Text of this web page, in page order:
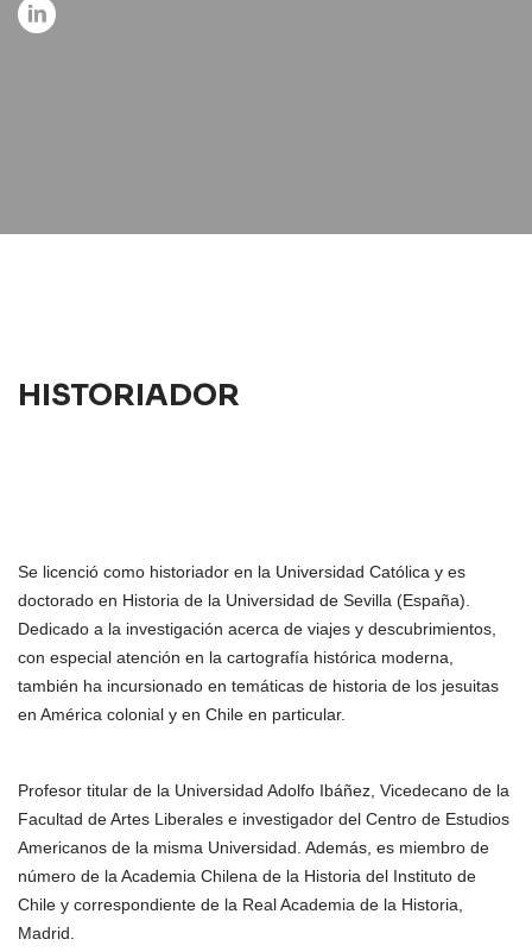
HISTORIADOR
Se licenció como historiador en la Universidad Católica y es
doctorado en Historia de la Universidad de Sevilla (España).
Dedicado a la investigación acerca de viajes y descubrimientos,
con especial atención en la cartografía histórica moderna,
también ha incursionado en temáticas de historia de los jesuitas
en América colonial y en Chile en particular.
Profesor titular de la Universidad Adolfo Ibáñez, Vicedecano de la
Facultad de Artes Liberales e investigador del Centro de Estudios
Americanos de la misma Universidad. Además, es miembro de
número de la Academia Chilena de la Historia del Instituto de
Chile y correspondiente de la Real Academia de la Historia,
Madrid.